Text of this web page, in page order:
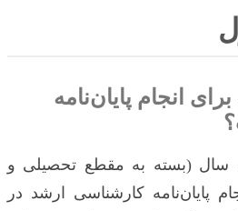
انجام پایان‌نامه
۶ ماه تا یک سال (بسته به مقطع تحصیلی و
پایان‌نامه کارشناسی ارشد در